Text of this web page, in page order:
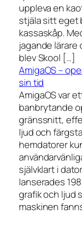
uppleva en
stjäla sitt eget
kassaskåp.
jagande lärare
blev Skool […]
AmigaOS –
sin tid
AmigaOS var
banbrytande
gränssnitt,
ljud och
hemdatorer
självklart i
lanserades
grafik och ljud
maskinen